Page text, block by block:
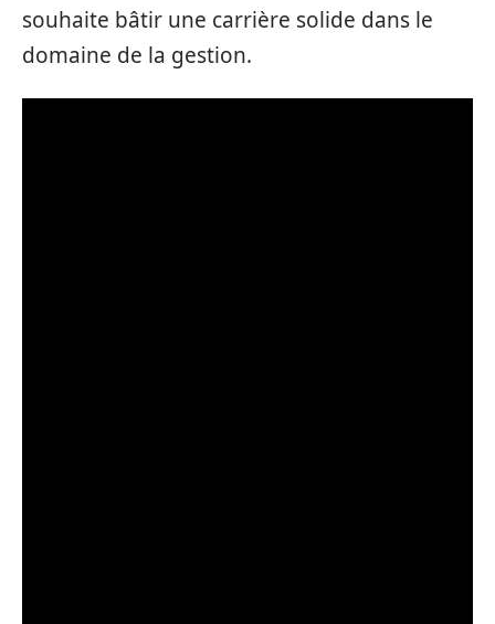
souhaite bâtir une carrière solide dans le
domaine de la gestion.